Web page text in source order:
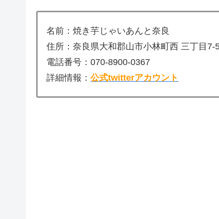
名前：焼き芋じゃいあんと奈良
住所：奈良県大和郡山市小林町西 三丁目7-
電話番号：070-8900-0367
詳細情報： 公式twitterアカウント